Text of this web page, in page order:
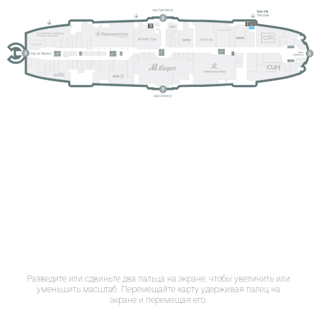
Разведите или сдвиньте два пальца на экране, чтобы увеличить или
уменьшить масштаб. Перемещайте карту удерживая палец на
экране и перемещая его.